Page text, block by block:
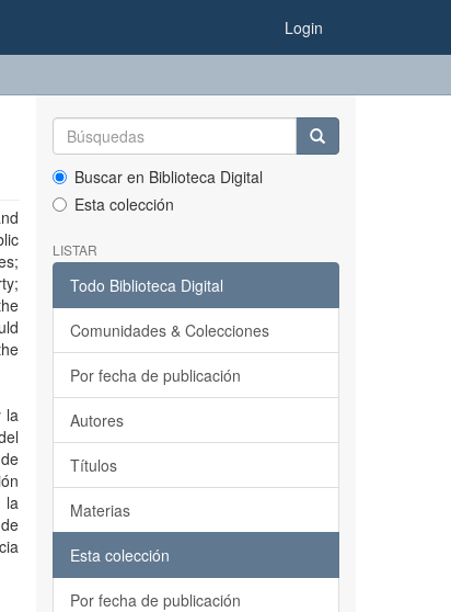
Login
la
la
Buscar en Biblioteca Digital
Esta colección
LISTAR
Todo Biblioteca Digital
Comunidades & Colecciones
Por fecha de publicación
Autores
Títulos
Materias
Esta colección
Por fecha de publicación